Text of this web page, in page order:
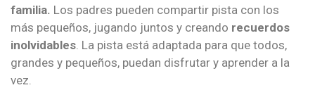
familia. Los padres pueden compartir pista con los
más pequeños, jugando juntos y creando recuerdos
inolvidables. La pista está adaptada para que todos,
grandes y pequeños, puedan disfrutar y aprender a la
vez.